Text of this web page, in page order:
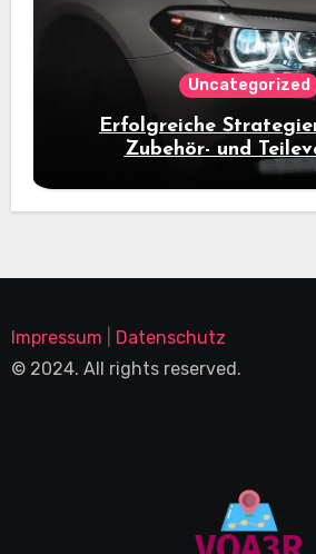
Uncategorized
Erfolgreiche
Zubehör- und
Impressum
Datenschutz
© 2024. All rights reserved.